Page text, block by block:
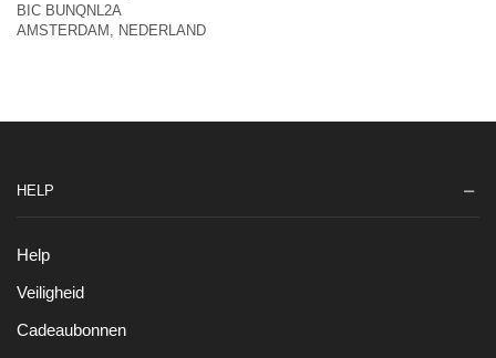
BIC BUNQNL2A
AMSTERDAM, NEDERLAND
HELP
Help
Veiligheid
Cadeaubonnen